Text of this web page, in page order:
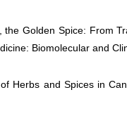
Golden Spice: From
Biomolecular and
Herbs and Spices in